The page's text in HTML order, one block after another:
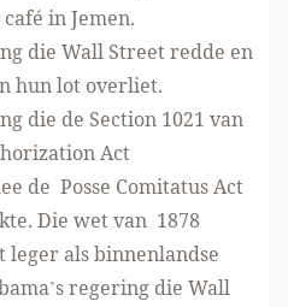
in Jemen.
die Wall Street redde en
hun lot overliet.
die de Section 1021 van
Act
de Posse Comitatus Act
Die wet van 1878
leger als binnenlandse
regering die Wall